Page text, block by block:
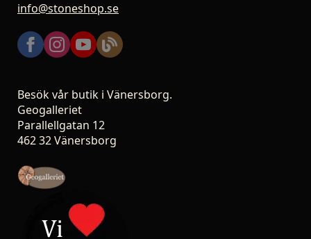
info@stoneshop.se
Besök vår butik i Vänersborg.
Geogalleriet
Parallellgatan 12
462 32 Vänersborg